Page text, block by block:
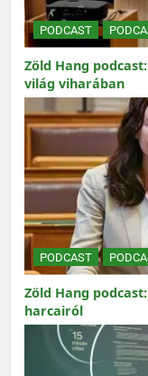
PODCAST
Zöld Hang
világ viharában
PODCAST
Zöld Hang
harcairól